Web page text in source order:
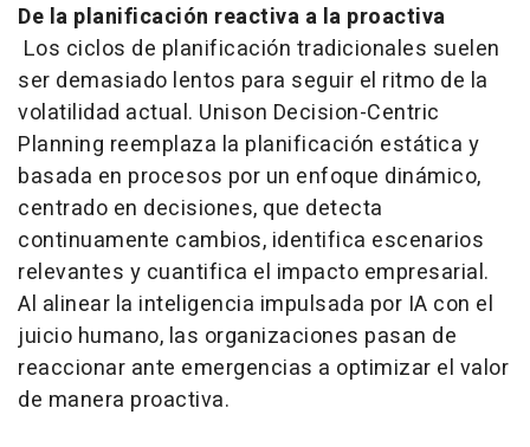
De la planificación reactiva a la proactiva
Los ciclos de planificación tradicionales suelen
ser demasiado lentos para seguir el ritmo de la
volatilidad actual. Unison Decision-Centric
Planning reemplaza la planificación estática y
basada en procesos por un enfoque dinámico,
centrado en decisiones, que detecta
continuamente cambios, identifica escenarios
relevantes y cuantifica el impacto empresarial.
Al alinear la inteligencia impulsada por IA con el
juicio humano, las organizaciones pasan de
reaccionar ante emergencias a optimizar el valor
de manera proactiva.